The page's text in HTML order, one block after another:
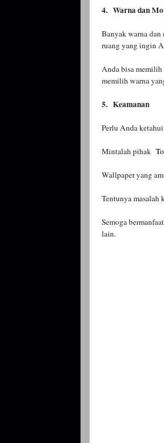
4. Warna dan
Banyak warna
ruang yang ingin
Anda bisa memilih
memilih warna
5. Keamanan
Perlu Anda
Mintalah pihak
Wallpaper yang
Tentunya masalah
Semoga bermanfaat
lain.